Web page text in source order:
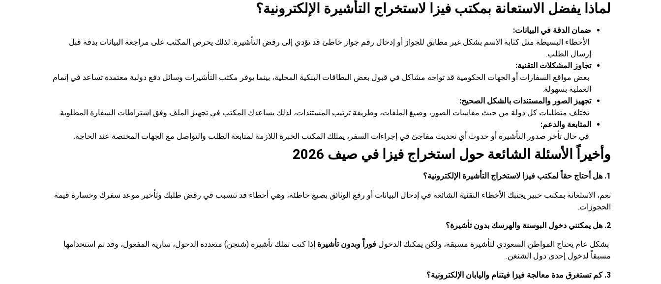
لماذا يفضل الاستعانة بمكتب فيزا لاستخراج التأشيرة الإلكترونية؟
ضمان الدقة في البيانات:
الأخطاء البسيطة مثل كتابة الاسم بشكل غير مطابق للجواز أو إدخال رقم جواز خاطئ قد تؤدي إلى رفض التأشيرة. لذلك يحرص المكتب على مراجعة البيانات بدقة قبل
إرسال الطلب.
تجاوز المشكلات التقنية:
بعض مواقع السفارات أو الجهات الحكومية قد تواجه مشاكل في قبول بعض البطاقات البنكية المحلية، بينما يوفر مكتب التأشيرات وسائل دفع دولية معتمدة تساعد في إتمام
العملية بسهولة.
تجهيز الصور والمستندات بالشكل الصحيح:
تختلف متطلبات كل دولة من حيث مقاسات الصور، وصيغ الملفات، وطريقة ترتيب المستندات، لذلك يساعدك المكتب في تجهيز الملف وفق اشتراطات السفارة المطلوبة.
المتابعة والدعم:
في حال تأخر صدور التأشيرة أو حدوث أي تحديث مفاجئ في إجراءات السفر، يمتلك المكتب الخبرة اللازمة لمتابعة الطلب والتواصل مع الجهات المختصة عند الحاجة.
وأخيراً الأسئلة الشائعة حول استخراج فيزا في صيف 2026
1. هل أحتاج حقاً لمكتب فيزا لاستخراج التأشيرة الإلكترونية؟
نعم، الاستعانة بمكتب خبير يجنبك الأخطاء التقنية الشائعة في إدخال البيانات أو رفع الوثائق بصيغ خاطئة، وهي أخطاء قد تتسبب في رفض طلبك وتأخير موعد سفرك وخسارة قيمة
الحجوزات.
2. هل يمكنني دخول البوسنة والهرسك بدون تأشيرة؟
بشكل عام يحتاج المواطن السعودي لتأشيرة مسبقة، ولكن يمكنك الدخول فوراً وبدون تأشيرة إذا كنت تملك تأشيرة (شنجن) متعددة الدخول، سارية المفعول، وقد تم استخدامها
مسبقاً لدخول إحدى دول الشنغن.
3. كم تستغرق مدة معالجة فيزا فيتنام واليابان الإلكترونية؟